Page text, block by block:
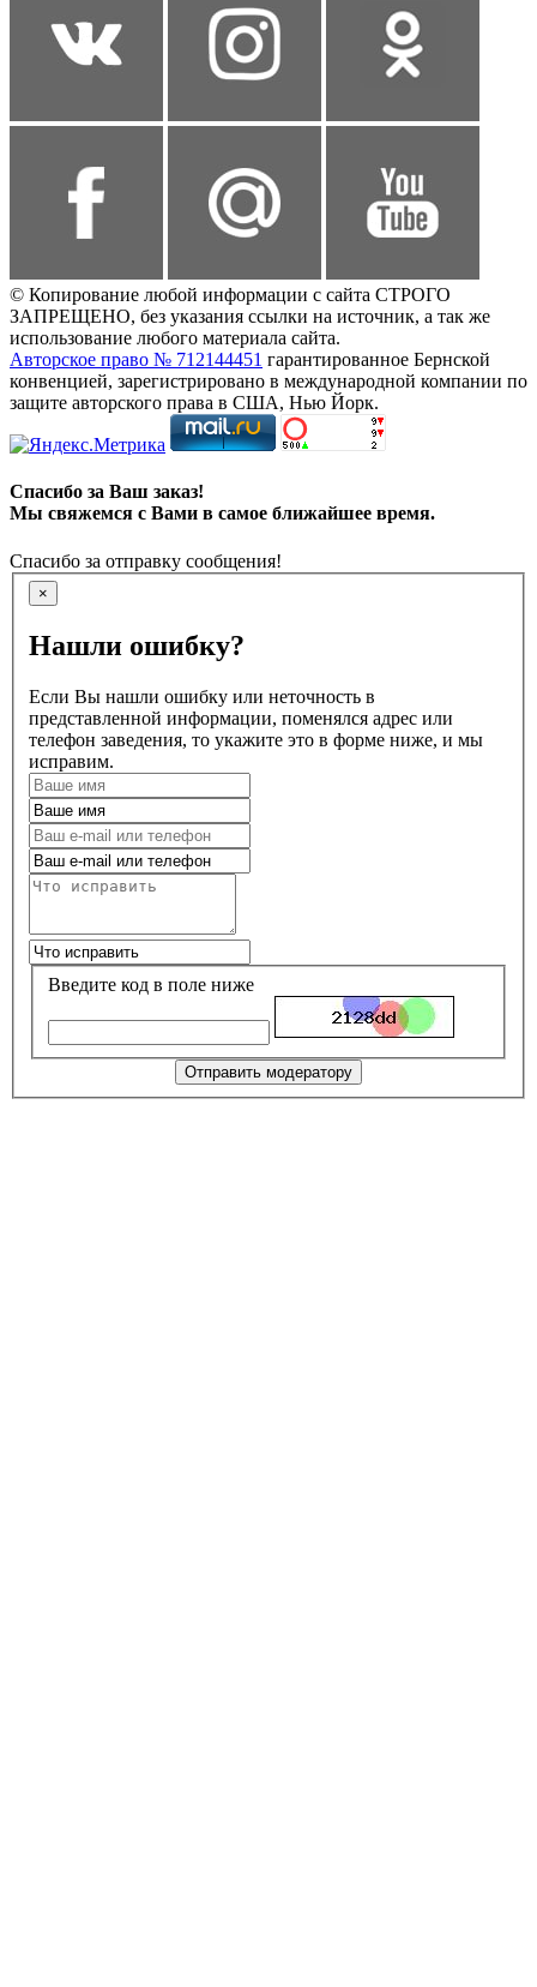
© Копирование любой информации с сайта СТРОГО
ЗАПРЕЩЕНО, без указания ссылки на источник, а так же
использование любого материала сайта.
Авторское право № 712144451 гарантированное Бернской
конвенцией, зарегистрировано в международной компании по
защите авторского права в США, Нью Йорк.
Спасибо за Ваш заказ!
Мы свяжемся с Вами в самое ближайшее время.
Спасибо за отправку сообщения!
×
Нашли ошибку?
Если Вы нашли ошибку или неточность в
представленной информации, поменялся адрес или
телефон заведения, то укажите это в форме ниже, и мы
исправим.
Введите код в поле ниже
Отправить модератору